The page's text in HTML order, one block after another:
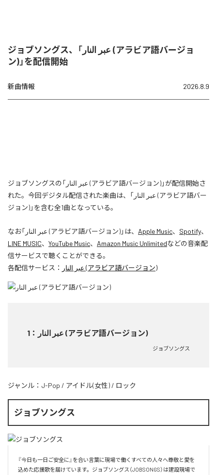
ジョブソングス、「عبر النار (アラビア語バージョ
ン)」を配信開始
新曲情報 2026.8.9
ジョブソングスの「عبر النار (アラビア語バージョン)」が配信開始さ
れた。今回デジタル配信された楽曲は、「عبر النار (アラビア語バー
ジョン)」を含む全1曲となっている。
なお「 عبر النار (アラビア語バージョン)」は、 Apple Music、 Spotify、
LINE MUSIC、 YouTube Music、 Amazon Music Unlimitedなどの音楽配
信サービスで聴くことができる。
各配信サービス：
عبر النار (アラビア語バージョン)
1 ： عبر النار (アラビア語バージョン)
ジョブソングス
ジャンル： J-Pop / アイドル(女性) / ロック
ジョブソングス
『今日も一日ご安全に』を合い言葉に現場で働くすべての人々へ尊敬と愛を
込めた応援歌を届けています。ジョブソングス（JOBSONGS）は建設現場で